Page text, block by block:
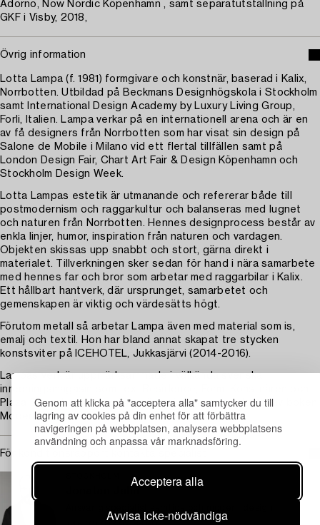
Genom att klicka på "acceptera alla" samtycker du till
lagring av cookies på din enhet för att förbättra
navigeringen på webbplatsen, analysera webbplatsens
användning och anpassa vår marknadsföring.
Acceptera alla
Avvisa icke-nödvändiga
Adorno, Now Nordic Köpenhamn , samt separatutställning på
GKF i Visby, 2018,
Övrig information
Lotta Lampa (f. 1981) formgivare och konstnär, baserad i Kalix,
Norrbotten. Utbildad på Beckmans Designhögskola i Stockholm
samt International Design Academy by Luxury Living Group,
Forli, Italien. Lampa verkar på en internationell arena och är en
av få designers från Norrbotten som har visat sin design på
Salone de Mobile i Milano vid ett flertal tillfällen samt på
London Design Fair, Chart Art Fair & Design Köpenhamn och
Stockholm Design Week.
Lotta Lampas estetik är utmanande och refererar både till
postmodernism och raggarkultur och balanseras med lugnet
och naturen från Norrbotten. Hennes designprocess består av
enkla linjer, humor, inspiration från naturen och vardagen.
Objekten skissas upp snabbt och stort, gärna direkt i
materialet. Tillverkningen sker sedan för hand i nära samarbete
med hennes far och bror som arbetar med raggarbilar i Kalix.
Ett hållbart hantverk, där ursprunget, samarbetet och
gemenskapen är viktig och värdesätts högt.
Förutom metall så arbetar Lampa även med material som is,
emalj och textil. Hon har bland annat skapat tre stycken
konstsviter på ICEHOTEL, Jukkasjärvi (2014-2016).
Lampas verk är uppmärksammade i välkända svenska
inredningsmagasin som tex. Residence, Form, Konstnären och
Plaza Deco. Lampa omnämns även i senaste upplagan av boken
Moderna Antikviteter av Jane Fredlund.
För konditionsrapport kontakta specialist